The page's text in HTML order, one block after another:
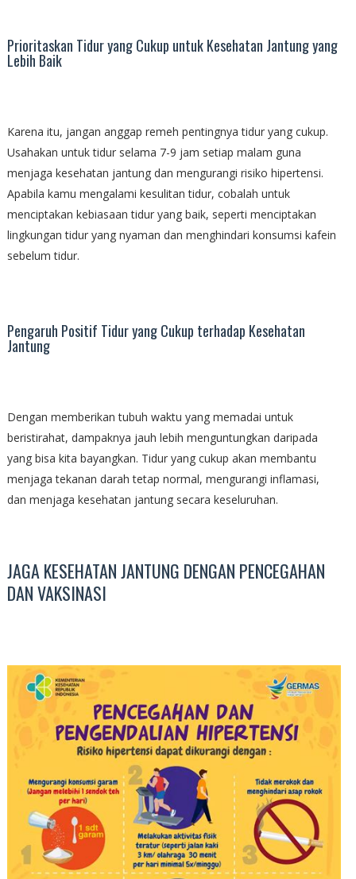
Prioritaskan Tidur yang Cukup untuk Kesehatan Jantung yang
Lebih Baik
Karena itu, jangan anggap remeh pentingnya tidur yang cukup.
Usahakan untuk tidur selama 7-9 jam setiap malam guna
menjaga kesehatan jantung dan mengurangi risiko hipertensi.
Apabila kamu mengalami kesulitan tidur, cobalah untuk
menciptakan kebiasaan tidur yang baik, seperti menciptakan
lingkungan tidur yang nyaman dan menghindari konsumsi kafein
sebelum tidur.
Pengaruh Positif Tidur yang Cukup terhadap Kesehatan
Jantung
Dengan memberikan tubuh waktu yang memadai untuk
beristirahat, dampaknya jauh lebih menguntungkan daripada
yang bisa kita bayangkan. Tidur yang cukup akan membantu
menjaga tekanan darah tetap normal, mengurangi inflamasi,
dan menjaga kesehatan jantung secara keseluruhan.
JAGA KESEHATAN JANTUNG DENGAN PENCEGAHAN
DAN VAKSINASI